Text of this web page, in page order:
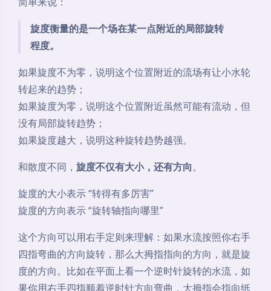
势。比如风吹过一片开阔平原，空气整体从左往右流。
如果速度处处一样，左边流进来，右边流出去，每一小
块空气只是平移过去，并不会自己打转。所以这种均匀
也就是说，旋度真正关心的不是 “有没有流动”，也不是
“路径是不是弯的”，而是某个小区域内部有没有
身打转的趋势 。
简单来说：
旋度衡量的是一个场在某一点附近的局部旋转
如果旋度不为零，说明这个位置附近的流场有让小水轮
如果旋度为零，说明这个位置附近虽然可能有流动，但
没有局部旋转趋势；
如果旋度越大，说明这种旋转趋势越强。